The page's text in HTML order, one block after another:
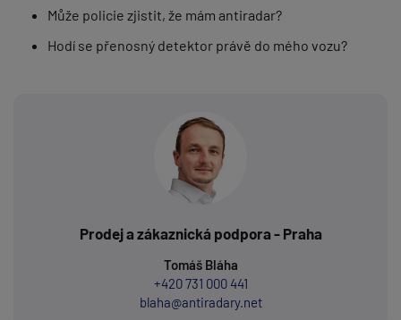
Může policie zjistit, že mám antiradar?
Hodí se přenosný detektor právě do mého vozu?
Prodej a zákaznická podpora - Praha
Tomáš Bláha
+420 731 000 441
blaha@antiradary.net